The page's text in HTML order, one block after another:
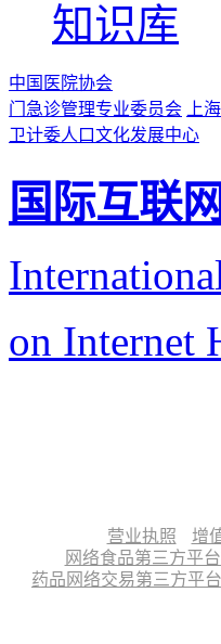
知识库
中国医院协会
门急诊管理专业委员会
上
卫计委人口文化发展中心
国际互联
on Internet
营业执照 增
网络食品第三方平
药品网络交易第三方平